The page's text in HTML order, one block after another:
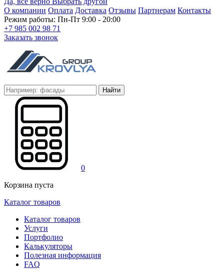
О компании Оплата Доставка Отзывы Партнерам Контакты
Режим работы: Пн-Пт 9:00 - 20:00
+7 985 002 98 71
Заказать звонок
Найти
0
Корзина пуста
Каталог товаров
Каталог товаров
Услуги
Портфолио
Калькуляторы
Полезная информация
FAQ